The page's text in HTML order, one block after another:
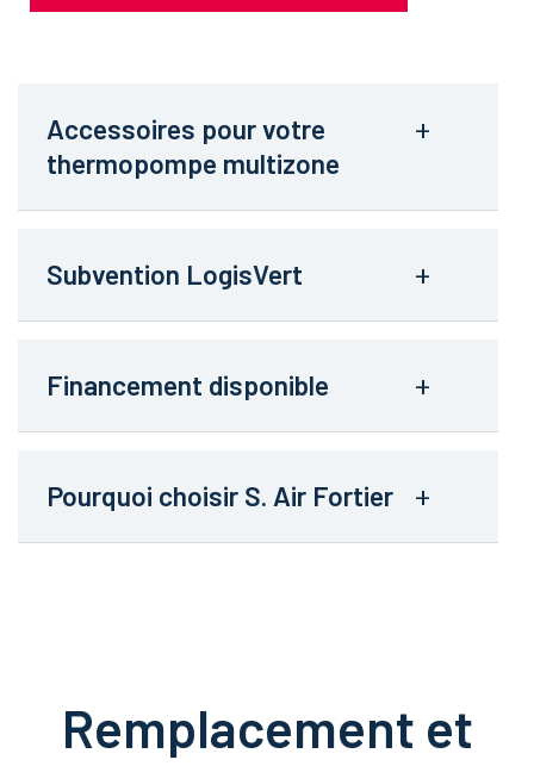
Accessoires pour votre
thermopompe multizone
Subvention LogisVert
Financement disponible
Pourquoi choisir S. Air Fortier
Remplacement et